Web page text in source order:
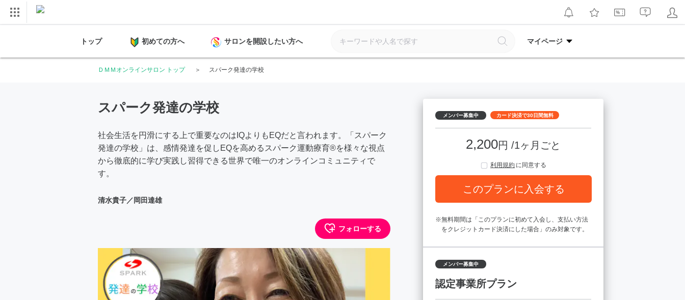
トップ 初めての方へ サロンを開設したい方へ マイページ
ＤＭＭオンラインサロン トップ スパーク発達の学校
スパーク発達の学校
社会生活を円滑にする上で重要なのはIQよりもEQだと言われます。「スパーク
発達の学校」は、感情発達を促しEQを高めるスパーク運動療育®️を様々な視点
から徹底的に学び実践し習得できる世界で唯一のオンラインコミュニティで
す。
清水貴子／岡田達雄
フォローする
メンバー募集中 カード決済で30日間無料
2,200円 /1ヶ月ごと
利用規約 に同意する
このプランに入会する
無料期間は「このプランに初めて入会し、支払い方法
をクレジットカード決済にした場合」のみ対象です。
メンバー募集中
認定事業所プラン